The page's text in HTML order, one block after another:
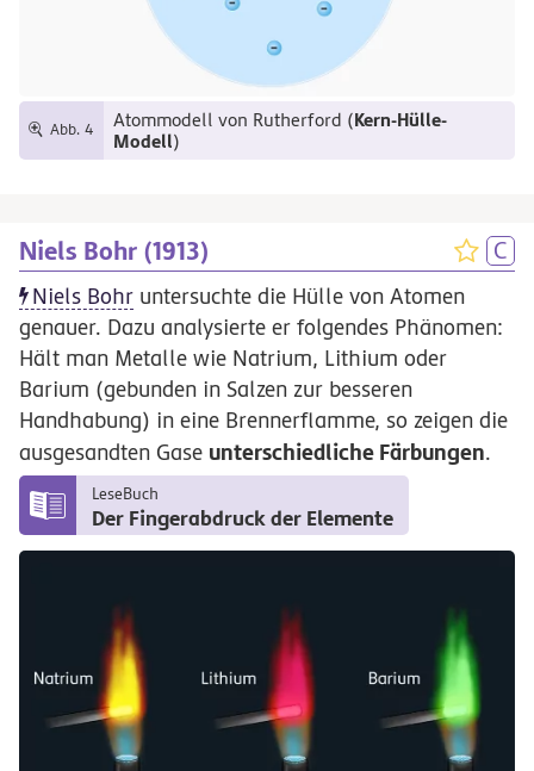
Abb. 4 Atommodell von Rutherford (Kern-Hülle-
Modell)
Niels Bohr (1913)
Niels Bohr untersuchte die Hülle von Atomen
genauer. Dazu analysierte er folgendes Phänomen:
Hält man Metalle wie Natrium, Lithium oder
Barium (gebunden in Salzen zur besseren
Handhabung) in eine Brennerflamme, so zeigen die
ausgesandten Gase unterschiedliche Färbungen.
LeseBuch
Der Fingerabdruck der Elemente